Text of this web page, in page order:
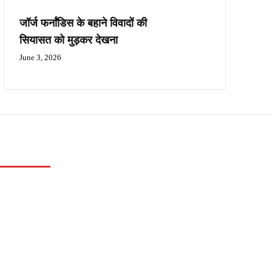
जॉर्ज फर्नांडिस के बहाने विवादों की
सियासत को मुड़कर देखना
June 3, 2026